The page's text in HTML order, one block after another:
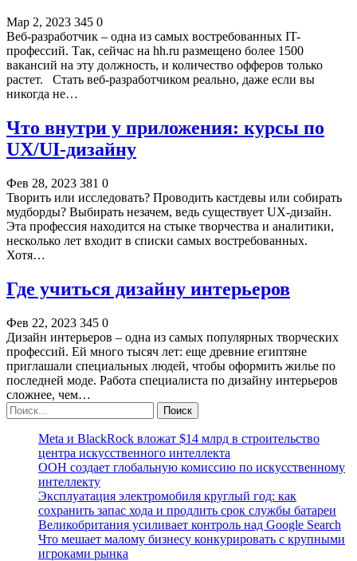
Мар 2, 2023 345 0
Веб-разработчик – одна из самых востребованных IT-
профессий. Так, сейчас на hh.ru размещено более 1500
вакансий на эту должность, и количество офферов только
растет. Стать веб-разработчиком реально, даже если вы
никогда не…
Что внутри у приложения: курсы по
UX/UI-дизайну
Фев 28, 2023 381 0
Творить или исследовать? Проводить кастдевы или собирать
мудборды? Выбирать незачем, ведь существует UX-дизайн.
Эта профессия находится на стыке творчества и аналитики,
несколько лет входит в списки самых востребованных.
Хотя…
Где учиться дизайну интерьеров
Фев 22, 2023 345 0
Дизайн интерьеров – одна из самых популярных творческих
профессий. Ей много тысяч лет: еще древние египтяне
приглашали специальных людей, чтобы оформить жилье по
последней моде. Работа специалиста по дизайну интерьеров
сложнее, чем…
Meta и BlackRock вложат $14 млрд в строительство
центра искусственного интеллекта
ООН создает глобальную комиссию по искусственному
интеллекту
Эксплуатация электромобиля круглый год: как
сохранить запас хода и продлить срок службы батареи
Великобритания усиливает контроль над Google Search
Что мешает малому бизнесу конкурировать с крупными
игроками рынка